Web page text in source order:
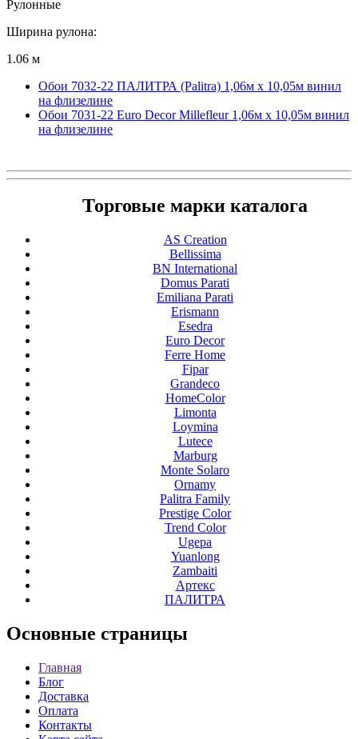
Рулонные
Ширина рулона:
1.06 м
Обои 7032-22 ПАЛИТРА (Palitra) 1,06м х 10,05м винил
на флизелине
Обои 7031-22 Euro Decor Millefleur 1,06м х 10,05м винил
на флизелине
Торговые марки каталога
AS Creation
Bellissima
BN International
Domus Parati
Emiliana Parati
Erismann
Esedra
Euro Decor
Ferre Home
Fipar
Grandeco
HomeColor
Limonta
Loymina
Lutece
Marburg
Monte Solaro
Ornamy
Palitra Family
Prestige Color
Trend Color
Ugepa
Yuanlong
Zambaiti
Артекс
ПАЛИТРА
Основные страницы
Главная
Блог
Доставка
Оплата
Контакты